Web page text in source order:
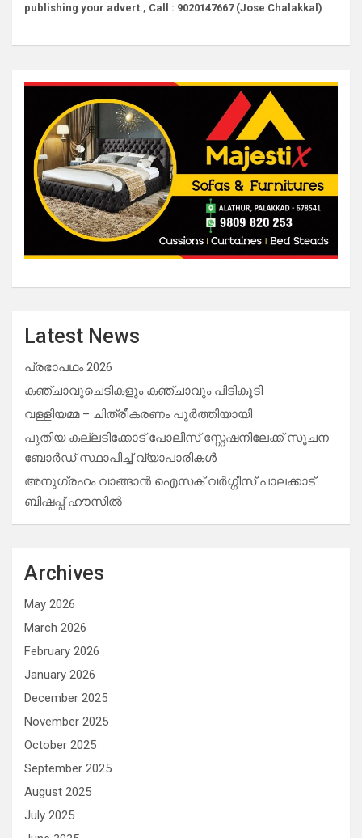
publishing your advert., Call : 9020147667 (Jose Chalakkal)
Latest News
പ്രഭാപഥം 2026
കഞ്ചാവുചെടികളും കഞ്ചാവും പിടികൂടി
വള്ളിയമ്മ – ചിത്രീകരണം പൂർത്തിയായി
പുതിയ കല്ലടിക്കോട് പോലീസ് സ്റ്റേഷനിലേക്ക് സൂചന
ബോർഡ് സ്ഥാപിച്ച് വ്യാപാരികൾ
അനുഗ്രഹം വാങ്ങാൻ ഐസക് വര്‍ഗ്ഗീസ് പാലക്കാട്
ബിഷപ്പ് ഹൗസില്‍
Archives
May 2026
March 2026
February 2026
January 2026
December 2025
November 2025
October 2025
September 2025
August 2025
July 2025